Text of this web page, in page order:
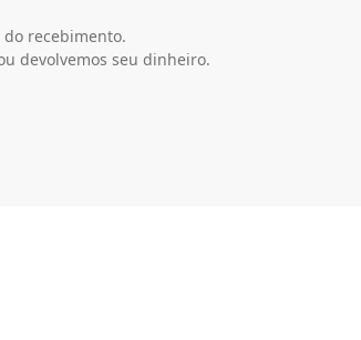
recebimento.
devolvemos seu dinheiro.